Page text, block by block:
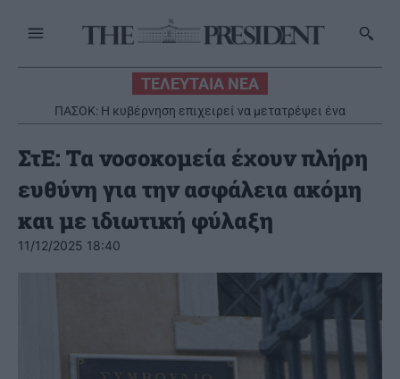
ΤΕΛΕΥΤΑΙΑ ΝΕΑ
Κ.Μητσοτάκης: Η ενίσχυση της παραγωγικής βάσης αποτελεί
στρατηγική προτεραιότητα
ΣτΕ: Τα νοσοκομεία έχουν πλήρη
ευθύνη για την ασφάλεια ακόμη
και με ιδιωτική φύλαξη
11/12/2025 18:40